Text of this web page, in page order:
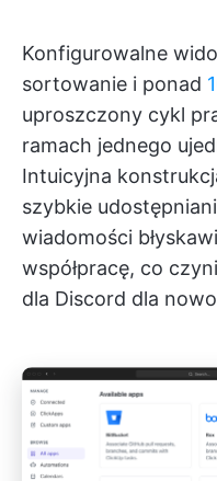
Konfigurowalne
sortowanie i ponad
uproszczony cykl
ramach jednego
Intuicyjna
szybkie
wiadomości
współpracę, co
dla Discord dla